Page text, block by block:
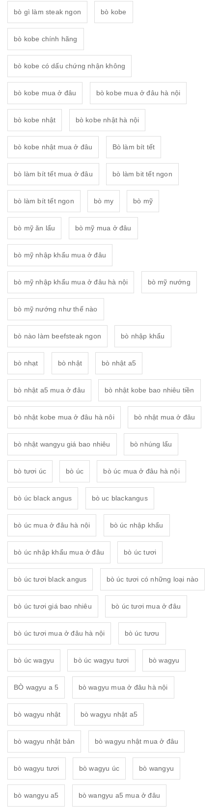
bò gì làm steak ngon bò kobe
bò kobe chính hãng
bò kobe có dấu chứng nhận không
bò kobe mua ở đâu bò kobe mua ở đâu hà nội
bò kobe nhật bò kobe nhật hà nội
bò kobe nhật mua ở đâu Bò làm bít tết
bò làm bít tết mua ở đâu bò làm bit tết ngon
bò làm bít tết ngon bò my bò mỹ
bò mỹ ăn lẩu bò mỹ mua ở đâu
bò mỹ nhập khẩu mua ở đâu
bò mỹ nhập khẩu mua ở đâu hà nội bò mỹ nướng
bò mỹ nướng như thế nào
bò nào làm beefsteak ngon bò nhập khẩu
bò nhạt bò nhật bò nhật a5
bò nhật a5 mua ở đâu bò nhật kobe bao nhiêu tiền
bò nhật kobe mua ở đâu hà nôi bò nhật mua ở đâu
bò nhật wangyu giá bao nhiêu bò nhúng lẩu
bò tươi úc bò úc bò úc mua ở đâu hà nội
bò úc black angus bò uc blackangus
bò úc mua ở đâu hà nội bò úc nhập khẩu
bò úc nhập khẩu mua ở đâu bò úc tươi
bò úc tươi black angus bò úc tươi có những loại nào
bò úc tươi giá bao nhiêu bò úc tươi mua ở đâu
bò úc tươi mua ở đâu hà nội bò úc tươu
bò úc wagyu bò úc wagyu tươi bò wagyu
BÒ wagyu a 5 bò wagyu mua ở đâu hà nội
bò wagyu nhật bò wagyu nhật a5
bò wagyu nhật bản bò wagyu nhật mua ở đâu
bò wagyu tươi bò wagyu úc bò wangyu
bò wangyu a5 bò wangyu a5 mua ở đâu